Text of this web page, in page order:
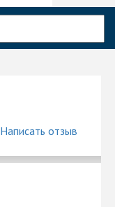
Написать отзыв